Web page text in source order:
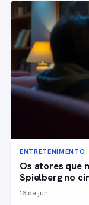
ENTRETENIMENTO
Os atores que
Spielberg no
16 de jun.